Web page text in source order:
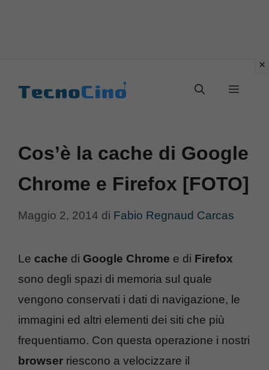
Menu
Cos’è la cache di Google
Chrome e Firefox [FOTO]
Maggio 2, 2014 di Fabio Regnaud Carcas
Le cache di Google Chrome e di Firefox
sono degli spazi di memoria sul quale
vengono conservati i dati di navigazione, le
immagini ed altri elementi dei siti che più
frequentiamo. Con questa operazione i nostri
browser riescono a velocizzare il